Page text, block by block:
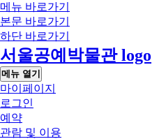
메뉴 바로가기
본문 바로가기
하단 바로가기
서울공예박물관 logo
메뉴 열기
마이페이지
로그인
예약
관람 및 이용